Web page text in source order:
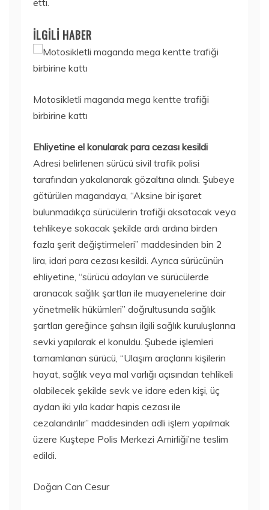
etti.
İLGİLİ HABER
Motosikletli maganda mega kentte trafiği
birbirine kattı
Ehliyetine el konularak para cezası kesildi
Adresi belirlenen sürücü sivil trafik polisi
tarafından yakalanarak gözaltına alındı. Şubeye
götürülen magandaya, “Aksine bir işaret
bulunmadıkça sürücülerin trafiği aksatacak veya
tehlikeye sokacak şekilde ardı ardına birden
fazla şerit değiştirmeleri” maddesinden bin 2
lira, idari para cezası kesildi. Ayrıca sürücünün
ehliyetine, “sürücü adayları ve sürücülerde
aranacak sağlık şartları ile muayenelerine dair
yönetmelik hükümleri” doğrultusunda sağlık
şartları gereğince şahsın ilgili sağlık kuruluşlarına
sevki yapılarak el konuldu. Şubede işlemleri
tamamlanan sürücü, “Ulaşım araçlarını kişilerin
hayat, sağlık veya mal varlığı açısından tehlikeli
olabilecek şekilde sevk ve idare eden kişi, üç
aydan iki yıla kadar hapis cezası ile
cezalandırılır” maddesinden adli işlem yapılmak
üzere Kuştepe Polis Merkezi Amirliği’ne teslim
edildi.
Doğan Can Cesur